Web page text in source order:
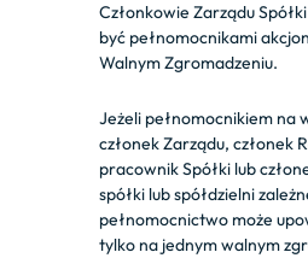
Członkowie Zarządu
być pełnomocnikami
Walnym Zgromadzeniu.
Jeżeli pełnomocnikiem na
członek Zarządu, członek
pracownik Spółki lub
spółki lub spółdzielni
pełnomocnictwo może
tylko na jednym walnym